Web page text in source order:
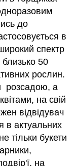
до
в
спектр
близько 50
рослин.
розсадою, а
на свій
відвідувач
в актуальних
тільки букети
на